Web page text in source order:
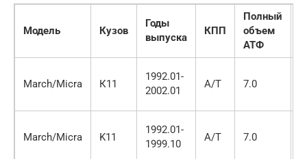
Модель Кузов
Годы
выпуска
КПП
Полный
объем
АТФ
March/Micra К11
1992.01-
2002.01
A/T 7.0
March/Micra K11
1992.01-
1999.10
A/T 7.0